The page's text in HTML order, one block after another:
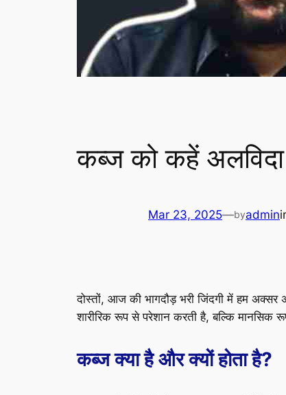
कब्ज को कहें
Mar 23, 2025—byadmin
दोस्तों, आज की भागदौड़ भरी जिंदगी में हम
शारीरिक रूप से परेशान करती है, बल्कि
कब्ज क्या है और क्यों होता है?